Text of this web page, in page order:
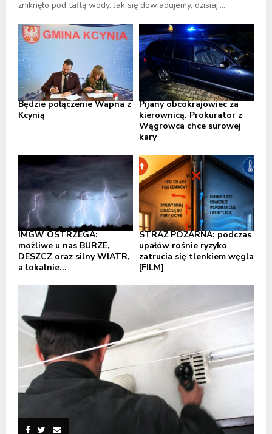
zniknęło pod taflą wody. Jak się dowiadujemy, dzisiaj,...
Będzie połączenie Wapna z
Kcynią
Pijany obcokrajowiec za
kierownicą. Prokurator z
Wągrowca chce surowej
kary
IMGW OSTRZEGA:
możliwe u nas BURZE,
DESZCZ oraz silny WIATR,
a lokalnie...
STRAŻ POŻARNA: podczas
upałów rośnie ryzyko
zatrucia się tlenkiem węgla
[FILM]